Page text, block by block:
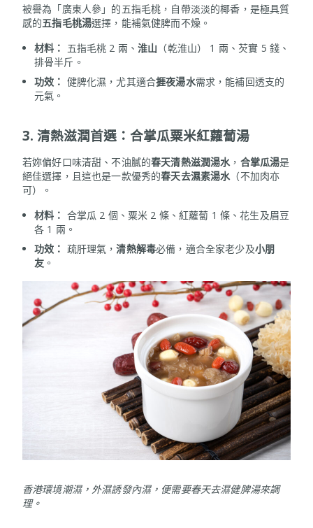
被譽為「廣東人參」的五指毛桃，自帶淡淡的椰香，是極具質
感的五指毛桃湯選擇，能補氣健脾而不燥。
材料： 五指毛桃 2 兩、淮山 （乾淮山） 1 兩、芡實 5 錢、
排骨半斤。
功效： 健脾化濕，尤其適合捱夜湯水需求，能補回透支的
元氣。
3. 清熱滋潤首選：合掌瓜粟米紅蘿蔔湯
若妳偏好口味清甜、不油膩的春天清熱滋潤湯水 ， 合掌瓜湯是
絕佳選擇，且這也是一款優秀的春天去濕素湯水 （不加肉亦
可）。
材料： 合掌瓜 2 個、粟米 2 條、紅蘿蔔 1 條、花生及眉豆
各 1 兩。
功效： 疏肝理氣，清熱解毒必備，適合全家老少及小朋
友 。
香港環境潮濕，外濕誘發內濕，便需要春天去濕健脾湯來調
理。